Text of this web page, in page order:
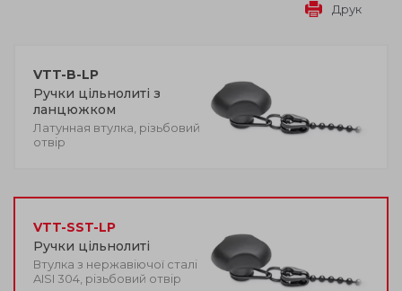
Друк
VTT-B-LP
Ручки цільнолиті з
ланцюжком
Латунная втулка, різьбовий
отвір
VTT-SST-LP
Ручки цільнолиті
Втулка з нержавіючої сталі
AISI 304, різьбовий отвір